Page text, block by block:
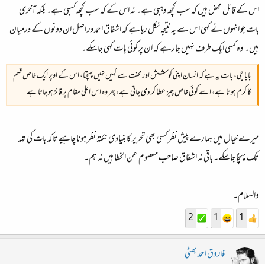
اس کے قائل محض ہیں کہ سب کچھ وہبی ہے۔ نہ اس کے کہ سب کچھ کسبی ہے۔ بلکہ آخری
بات جو انہوں نے کہی اس سے یہ نتیجہ نکل رہا ہے کہ اشفاق احمد در اصل ان دونوں کے درمیان
ہیں۔ وہ کسی ایک طرف نہیں جارہے کہ ان پر کوئی بات کہی جاسکے۔
بابا جی، بات یہ ہے کہ انسان اپنی کوشش اور محنت سے کہیں نہیں پہنچتا، اس کے اوپر ایک خاص قسم
کا کرم ہوتا ہے، اسے کوئی خاص چیز عطا کر دی جاتی ہے، پھر وہ اس اعلیٰ مقام پر فائز ہو جاتا ہے
میرے خیال میں ہمارے پیش نظر کسی بھی تحریر کا بنیادی نکتۂ نظر ہونا چاہیے تاکہ بات کی تہہ
تک پہنچا جاسکے۔ باقی نہ اشفاق صاحب معصوم عن الخطا ہیں نہ ہم۔
والسلام۔
1
1
2
فاروق احمد بھٹی